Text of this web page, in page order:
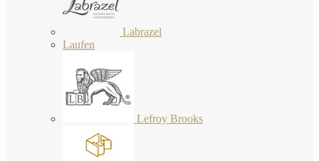
Labrazel
Laufen
Lefroy Brooks